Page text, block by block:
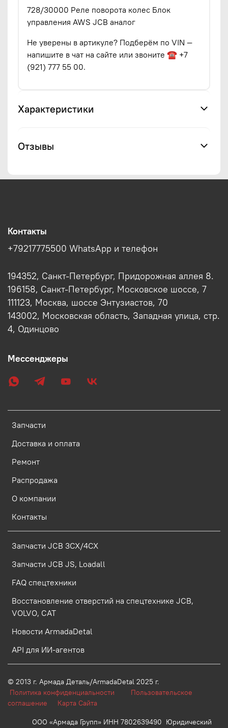
728/30000 Реле поворота колес Блок
управления AWS JCB аналог
Не уверены в артикуле? Подберём по VIN —
напишите в чат на сайте или звоните ☎ +7
(921) 777 55 00.
Характеристики
Отзывы
Запчасти
Доставка и оплата
Ремонт
Распродажа
О компании
Контакты
Запчасти JCB 3CX/4CX
Запчасти JCB JS, Loadall
FAQ спецтехники
Восстановление отверстий на спецтехнике JCB,
VOLVO, CAT
Новости ArmadaDetal
API для ИИ-агентов
Контакты
+79217775500 WhatsApp и телефон
194352, Санкт-Петербург, Придорожная аллея 8.
196158, Санкт-Петербург, Московское шоссе, 7
111123, Москва, шоссе Энтузиастов, 70
143002, Московская область, Западная улица, стр.
4, Одинцово
Мессенджеры
© 2013 г. Армада Деталь/ArmadaDetal 2025 г.
Политика конфиденциальности
Пользовательское
соглашение Карта Сайта
ООО «Армада Групп» ИНН 7802639490 Юридический